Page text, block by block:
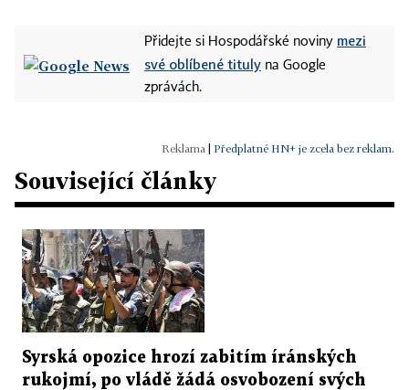
Přidejte si Hospodářské noviny mezi
své oblíbené tituly na Google
zprávách.
Předplatné HN+ je zcela bez reklam.
Související články
Syrská opozice hrozí zabitím íránských
rukojmí, po vládě žádá osvobození svých